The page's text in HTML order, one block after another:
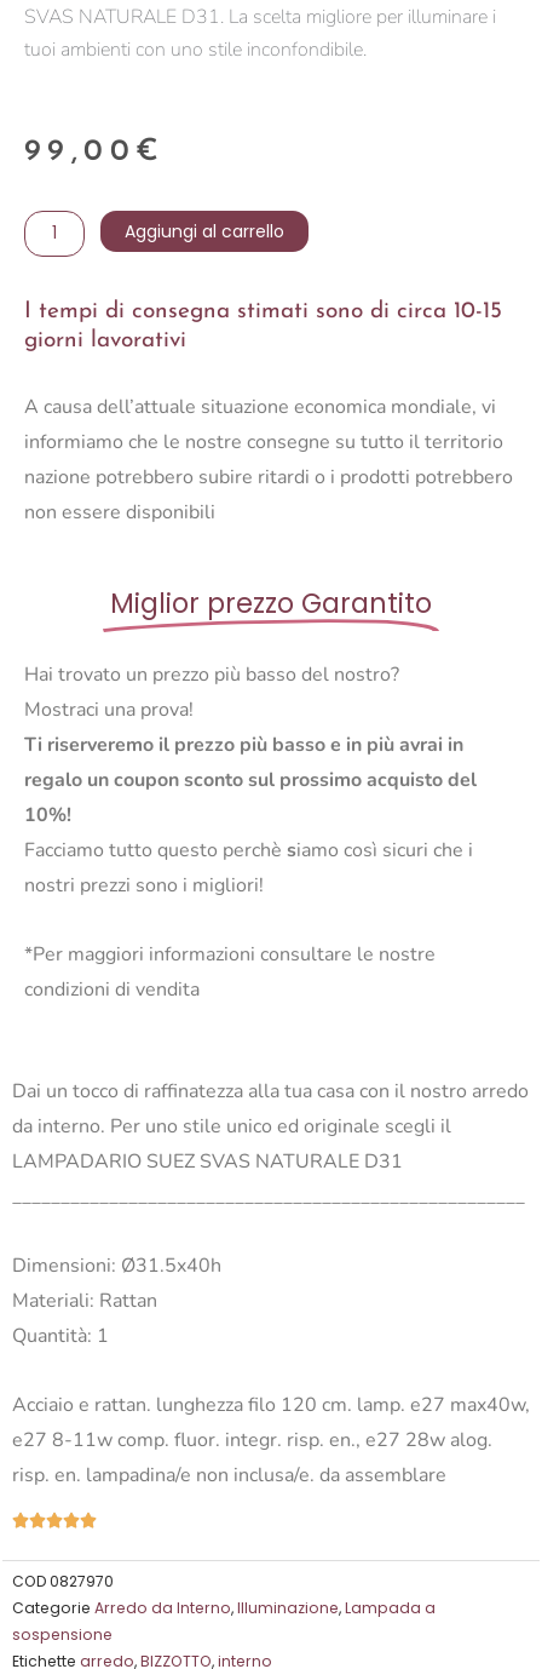
SVAS NATURALE D31. La scelta migliore per illuminare i
tuoi ambienti con uno stile inconfondibile.
99,00 €
LAMPADARIO
SUEZ
NATURALE
D31
Aggiungi al carrello
I tempi di consegna stimati sono di circa 10-15
giorni lavorativi
A causa dell’attuale situazione economica mondiale, vi
informiamo che le nostre consegne su tutto il territorio
nazione potrebbero subire ritardi o i prodotti potrebbero
non essere disponibili
Miglior prezzo Garantito
Hai trovato un prezzo più basso del nostro?
Mostraci una prova!
Ti riserveremo il prezzo più basso e in più avrai in
regalo un coupon sconto sul prossimo acquisto del
10%!
Facciamo tutto questo perchè siamo così sicuri che i
nostri prezzi sono i migliori!
*Per maggiori informazioni consultare le nostre
condizioni di vendita
Dai un tocco di raffinatezza alla tua casa con il nostro arredo
da interno. Per uno stile unico ed originale scegli il
LAMPADARIO SUEZ SVAS NATURALE D31
_____________________________________________________
Dimensioni: Ø31.5x40h
Materiali: Rattan
Quantità: 1
Acciaio e rattan. lunghezza filo 120 cm. lamp. e27 max40w,
e27 8-11w comp. fluor. integr. risp. en., e27 28w alog.
risp. en. lampadina/e non inclusa/e. da assemblare
Valutazione
su
5
COD0827970
Categorie Arredo da Interno,Illuminazione,Lampada a
sospensione
Etichette arredo,BIZZOTTO,interno